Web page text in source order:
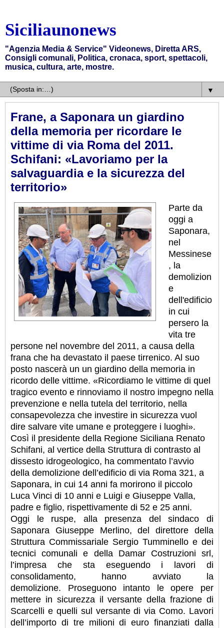
Siciliaunonews
"Agenzia Media & Service" Videonews, Diretta ARS,
Consigli comunali, Politica, cronaca, sport, spettacoli,
musica, cultura, arte, mostre.
▼
Frane, a Saponara un giardino
della memoria per ricordare le
vittime di via Roma del 2011.
Schifani: «Lavoriamo per la
salvaguardia e la sicurezza del
territorio»
Parte da
oggi a
Saponara,
nel
Messinese
, la
demolizion
e
dell'edificio
in cui
persero la
vita tre
persone nel novembre del 2011, a causa della
frana che ha devastato il paese tirrenico. Al suo
posto nascerà un un giardino della memoria in
ricordo delle vittime. «Ricordiamo le vittime di quel
tragico evento e rinnoviamo il nostro impegno nella
prevenzione e nella tutela del territorio, nella
consapevolezza che investire in sicurezza vuol
dire salvare vite umane e proteggere i luoghi».
Così il presidente della Regione Siciliana Renato
Schifani, al vertice della Struttura di contrasto al
dissesto idrogeologico, ha commentato l’avvio
della demolizione dell’edificio di via Roma 321, a
Saponara, in cui 14 anni fa morirono il piccolo
Luca Vinci di 10 anni e Luigi e Giuseppe Valla,
padre e figlio, rispettivamente di 52 e 25 anni.
Oggi le ruspe, alla presenza del sindaco di
Saponara Giuseppe Merlino, del direttore della
Struttura Commissariale Sergio Tumminello e dei
tecnici comunali e della Damar Costruzioni srl,
l’impresa che sta eseguendo i lavori di
consolidamento, hanno avviato la
demolizione. Proseguono intanto le opere per
mettere in sicurezza il versante della frazione di
Scarcelli e quelli sul versante di via Como. Lavori
dell’importo di tre milioni di euro finanziati dalla